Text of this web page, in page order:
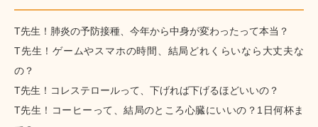
T先生！肺炎の予防接種、今年から中身が変わったって本当？
T先生！ゲームやスマホの時間、結局どれくらいなら大丈夫な
の？
T先生！コレステロールって、下げれば下げるほどいいの？
T先生！コーヒーって、結局のところ心臓にいいの？1日何杯ま